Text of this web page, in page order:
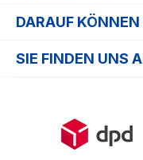
DARAUF
SIE FINDEN UNS